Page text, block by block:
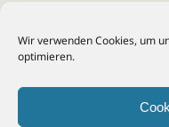
Wir verwenden Cookies, um
optimieren.